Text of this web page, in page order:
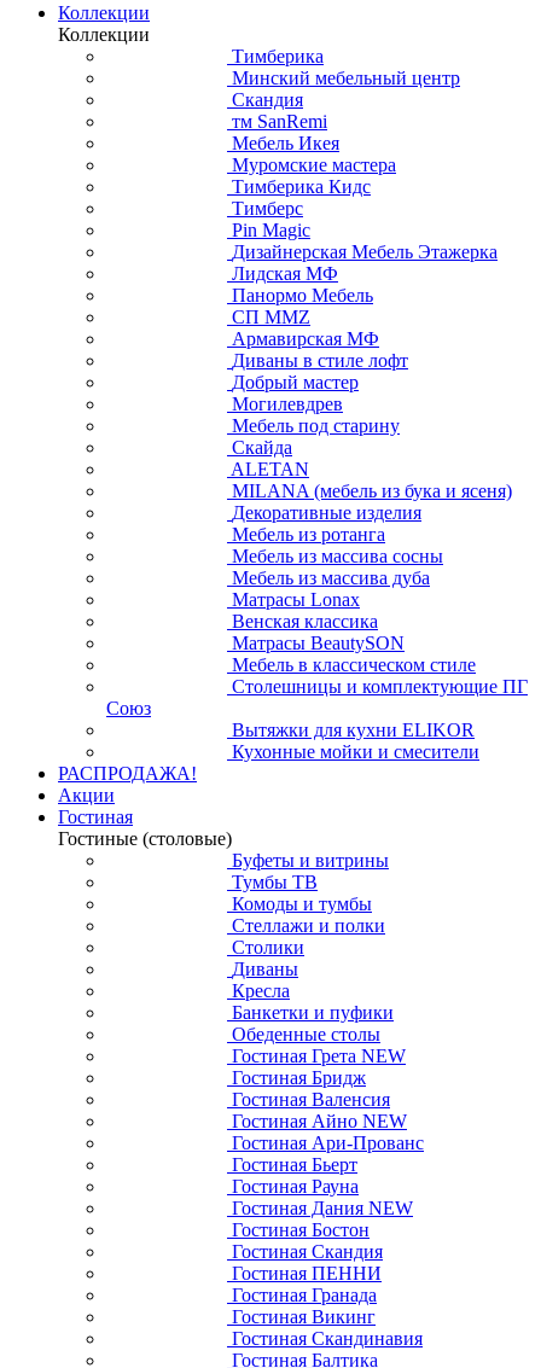
Коллекции
Коллекции
Тимберика
Минский мебельный центр
Скандия
тм SanRemi
Мебель Икея
Муромские мастера
Тимберика Кидс
Тимберс
Pin Magic
Дизайнерская Мебель Этажерка
Лидская МФ
Панормо Мебель
СП ММZ
Армавирская МФ
Диваны в стиле лофт
Добрый мастер
Могилевдрев
Мебель под старину
Скайда
ALETAN
MILANA (мебель из бука и ясеня)
Декоративные изделия
Мебель из ротанга
Мебель из массива сосны
Мебель из массива дуба
Матрасы Lonax
Венская классика
Матрасы BeautySON
Мебель в классическом стиле
Столешницы и комплектующие ПГ
Союз
Вытяжки для кухни ELIKOR
Кухонные мойки и смесители
РАСПРОДАЖА!
Акции
Гостиная
Гостиные (столовые)
Буфеты и витрины
Тумбы ТВ
Комоды и тумбы
Стеллажи и полки
Столики
Диваны
Кресла
Банкетки и пуфики
Обеденные столы
Гостиная Грета NEW
Гостиная Бридж
Гостиная Валенсия
Гостиная Айно NEW
Гостиная Ари-Прованс
Гостиная Бьерт
Гостиная Рауна
Гостиная Дания NEW
Гостиная Бостон
Гостиная Скандия
Гостиная ПЕННИ
Гостиная Гранада
Гостиная Викинг
Гостиная Скандинавия
Гостиная Балтика